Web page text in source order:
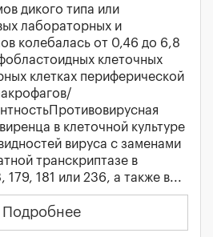
дикого типа или
лабораторных и
колебалась от 0,46 до 6,8
клеточных
клетках периферической
в клеточной культуре
вируса с заменами
транскриптазе в
179, 181 или 236, а также в...